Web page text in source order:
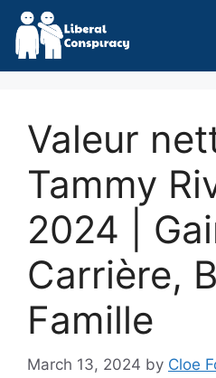
Skip
content
Valeur
Tammy
2024 |
Carrière,
Famille
March 13, 2024 by Cloe